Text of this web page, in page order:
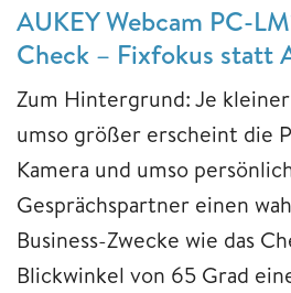
AUKEY Webcam PC-
Check – Fixfokus statt
Zum Hintergrund: Je
umso größer erscheint die
Kamera und umso
Gesprächspartner einen
Business-Zwecke wie das
Blickwinkel von 65 Grad